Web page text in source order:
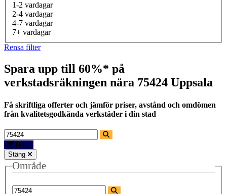
1-2 vardagar
2-4 vardagar
4-7 vardagar
7+ vardagar
Rensa filter
Spara upp till 60%* på
verkstadsräkningen nära 75424 Uppsala
Få skriftliga offerter och jämför priser, avstånd och omdömen
från kvalitetsgodkända verkstäder i din stad
Filter
Stäng
Område